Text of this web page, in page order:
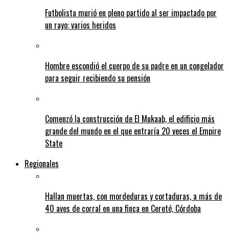
Futbolista murió en pleno partido al ser impactado por
un rayo: varios heridos
Hombre escondió el cuerpo de su padre en un congelador
para seguir recibiendo su pensión
Comenzó la construcción de El Mukaab, el edificio más
grande del mundo en el que entraría 20 veces el Empire
State
Regionales
Hallan muertas, con mordeduras y cortaduras, a más de
40 aves de corral en una finca en Cereté, Córdoba